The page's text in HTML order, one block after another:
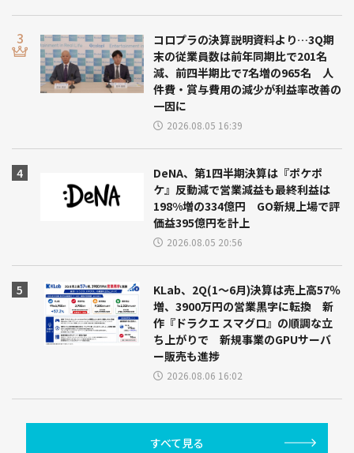
コロプラの決算説明資料より…3Q期
末の従業員数は前年同期比で201名
減、前四半期比で7名増の965名 人
件費・賞与費用の減少が利益率改善の
一因に
2026.08.05 16:39
DeNA、第1四半期決算は『ポケポ
ケ』反動減で営業減益も最終利益は
198%増の334億円 GO新規上場で評
価益395億円を計上
2026.08.05 20:56
KLab、2Q(1～6月)決算は売上高57％
増、3900万円の営業黒字に転換 新
作『ドラクエ スマグロ』の順調な立
ち上がりで 新規事業のGPUサーバ
ー販売も進捗
2026.08.06 16:02
すべて見る